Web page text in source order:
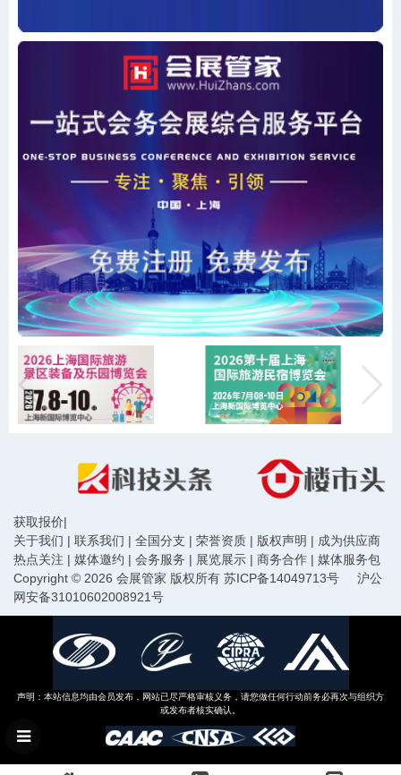
获取报价|
关于我们 | 联系我们 | 全国分支 | 荣誉资质 | 版权声明 | 成为供应商
热点关注 | 媒体邀约 | 会务服务 | 展览展示 | 商务合作 | 媒体服务包
Copyright © 2026 会展管家 版权所有 苏ICP备14049713号
沪公
网安备31010602008921号
声明：本站信息均由会员发布，网站已尽严格审核义务，请您做任何行动前务必再次与组织方
或发布者核实确认。